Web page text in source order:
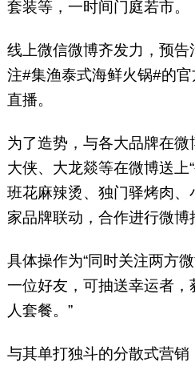
套装等，一时间门庭若市。
线上微信微博齐发力，预
注#集渔泰式海鲜火锅#的
直播。
为了造势，与各大品牌在
大侠、大龙燚等在微博送上
班花麻辣烫、独门驿烤肉、
家品牌联动，合作进行微博
具体操作为“同时关注两方
一位好友，可抽送幸运者
人套餐。”
与其单打独斗的分散式营销